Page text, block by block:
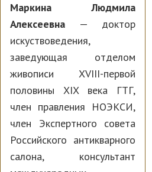
Маркина Людмила
Алексеевна — доктор
искуствоведения,
заведующая отделом
живописи XVIII-первой
половины XIX века ГТГ,
член правления НОЭКСИ,
член Экспертного совета
Российского антикварного
салона, консультант